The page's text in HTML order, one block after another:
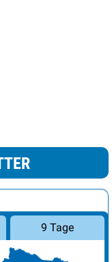
9 Tage